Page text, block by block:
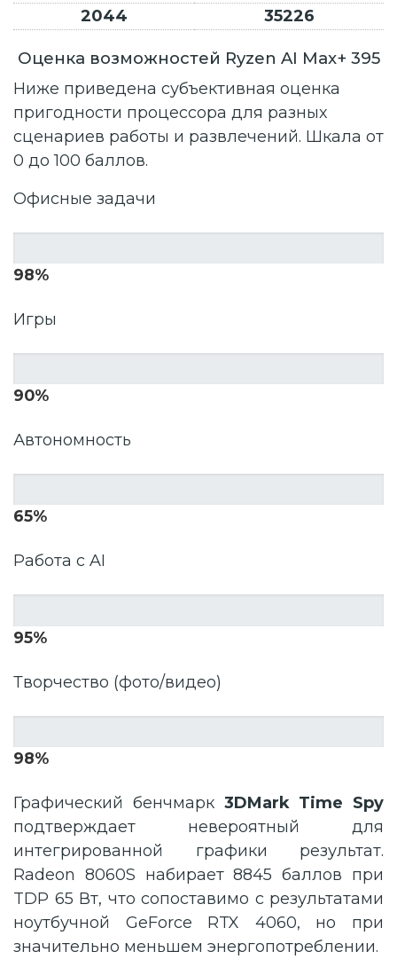
2044 35226
Оценка возможностей Ryzen AI Max+ 395
Ниже приведена субъективная оценка
пригодности процессора для разных
сценариев работы и развлечений. Шкала от
0 до 100 баллов.
Офисные задачи
98%
Игры
90%
Автономность
65%
Работа с AI
95%
Творчество (фото/видео)
98%
Графический бенчмарк 3DMark Time Spy
подтверждает невероятный для
интегрированной графики результат.
Radeon 8060S набирает 8845 баллов при
TDP 65 Вт, что сопоставимо с результатами
ноутбучной GeForce RTX 4060, но при
значительно меньшем энергопотреблении.